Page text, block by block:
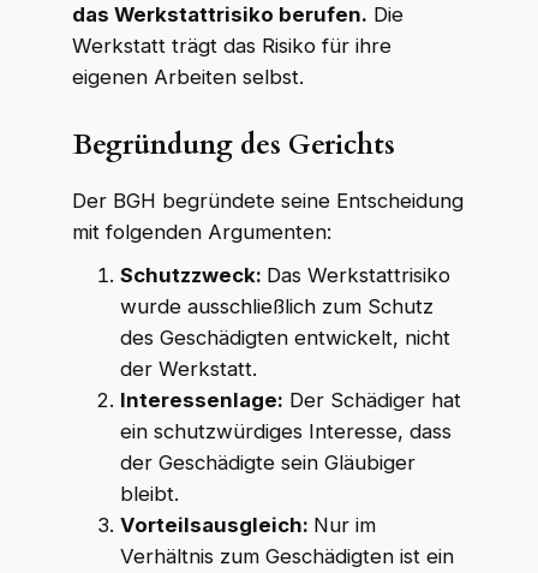
das Werkstattrisiko berufen. Die
Werkstatt trägt das Risiko für ihre
eigenen Arbeiten selbst.
Begründung des Gerichts
Der BGH begründete seine Entscheidung
mit folgenden Argumenten:
Schutzzweck: Das Werkstattrisiko
wurde ausschließlich zum Schutz
des Geschädigten entwickelt, nicht
der Werkstatt.
Interessenlage: Der Schädiger hat
ein schutzwürdiges Interesse, dass
der Geschädigte sein Gläubiger
bleibt.
Vorteilsausgleich: Nur im
Verhältnis zum Geschädigten ist ein